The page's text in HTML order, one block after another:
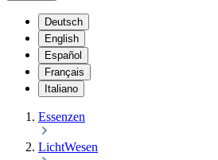
Deutsch
English
Español
Français
Italiano
Essenzen
LichtWesen